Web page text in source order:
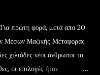
πρώτη φορά, μετά απο 20
Μέσων Μαζικής Μεταφοράς
χιλιάδες νέοι άνθρωποι τα
οι επιλογές ήταν